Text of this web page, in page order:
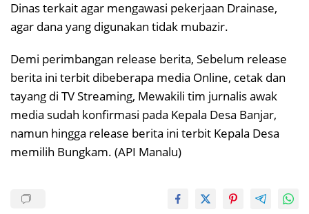
Dinas terkait agar mengawasi pekerjaan Drainase,
agar dana yang digunakan tidak mubazir.
Demi perimbangan release berita, Sebelum release
berita ini terbit dibeberapa media Online, cetak dan
tayang di TV Streaming, Mewakili tim jurnalis awak
media sudah konfirmasi pada Kepala Desa Banjar,
namun hingga release berita ini terbit Kepala Desa
memilih Bungkam. (API Manalu)